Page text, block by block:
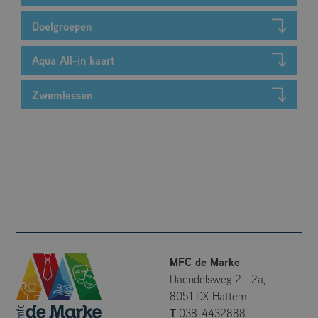
Doelgroepen
Aqua All-in kaart
Zwemlessen
MFC de Marke
Daendelsweg 2 - 2a,
8051 DX Hattem
T 038-4432888
door een
nummer toe te
wijzen als klant-ID.
Het is opgenomen
paginaverzoek op
een site en wordt
bezoekers-, sessie-
te behouden.